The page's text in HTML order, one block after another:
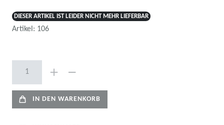
DIESER ARTIKEL IST LEIDER NICHT MEHR LIEFERBAR
Artikel: 106
IN DEN WARENKORB